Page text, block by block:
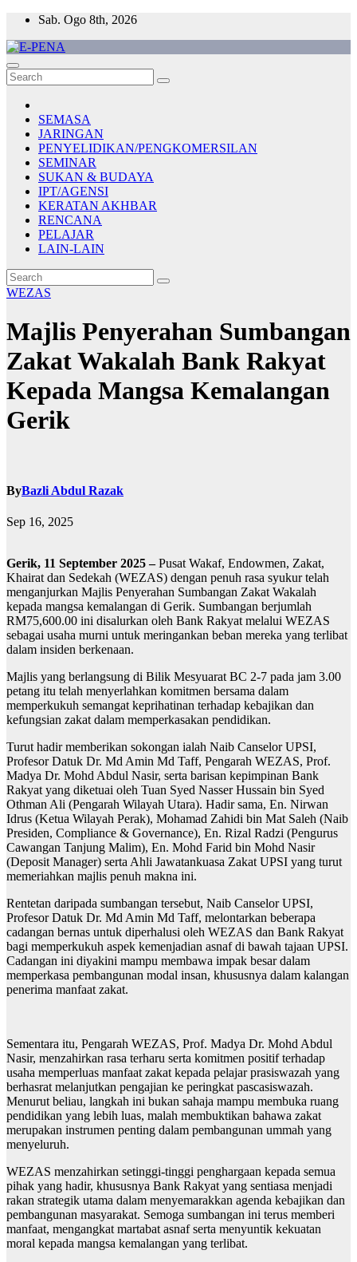
Skip
content
Sab. Ogo 8th, 2026
E-PENA
Berita Digital Terkini
SEMASA
JARINGAN
PENYELIDIKAN/PENGKOMERSILAN
SEMINAR
SUKAN & BUDAYA
IPT/AGENSI
KERATAN AKHBAR
RENCANA
PELAJAR
LAIN-LAIN
WEZAS
Majlis Penyerahan Sumbangan
Zakat Wakalah Bank Rakyat
Kepada Mangsa Kemalangan
Gerik
ByBazli Abdul Razak
Sep 16, 2025
Gerik, 11 September 2025 –Pusat Wakaf, Endowmen, Zakat,
Khairat dan Sedekah (WEZAS) dengan penuh rasa syukur telah
menganjurkan Majlis Penyerahan Sumbangan Zakat Wakalah
kepada mangsa kemalangan di Gerik. Sumbangan berjumlah
RM75,600.00 ini disalurkan oleh Bank Rakyat melalui WEZAS
sebagai usaha murni untuk meringankan beban mereka yang terlibat
dalam insiden berkenaan.
Majlis yang berlangsung di Bilik Mesyuarat BC 2-7 pada jam 3.00
petang itu telah menyerlahkan komitmen bersama dalam
memperkukuh semangat keprihatinan terhadap kebajikan dan
kefungsian zakat dalam memperkasakan pendidikan.
Turut hadir memberikan sokongan ialah Naib Canselor UPSI,
Profesor Datuk Dr. Md Amin Md Taff, Pengarah WEZAS, Prof.
Madya Dr. Mohd Abdul Nasir, serta barisan kepimpinan Bank
Rakyat yang diketuai oleh Tuan Syed Nasser Hussain bin Syed
Othman Ali (Pengarah Wilayah Utara). Hadir sama, En. Nirwan
Idrus (Ketua Wilayah Perak), Mohamad Zahidi bin Mat Saleh (Naib
Presiden, Compliance & Governance), En. Rizal Radzi (Pengurus
Cawangan Tanjung Malim), En. Mohd Farid bin Mohd Nasir
(Deposit Manager) serta Ahli Jawatankuasa Zakat UPSI yang turut
memeriahkan majlis penuh makna ini.
Rentetan daripada sumbangan tersebut, Naib Canselor UPSI,
Profesor Datuk Dr. Md Amin Md Taff, melontarkan beberapa
cadangan bernas untuk diperhalusi oleh WEZAS dan Bank Rakyat
bagi memperkukuh aspek kemenjadian asnaf di bawah tajaan UPSI.
Cadangan ini diyakini mampu membawa impak besar dalam
memperkasa pembangunan modal insan, khususnya dalam kalangan
penerima manfaat zakat.
Sementara itu, Pengarah WEZAS, Prof. Madya Dr. Mohd Abdul
Nasir, menzahirkan rasa terharu serta komitmen positif terhadap
usaha memperluas manfaat zakat kepada pelajar prasiswazah yang
berhasrat melanjutkan pengajian ke peringkat pascasiswazah.
Menurut beliau, langkah ini bukan sahaja mampu membuka ruang
pendidikan yang lebih luas, malah membuktikan bahawa zakat
merupakan instrumen penting dalam pembangunan ummah yang
menyeluruh.
WEZAS menzahirkan setinggi-tinggi penghargaan kepada semua
pihak yang hadir, khususnya Bank Rakyat yang sentiasa menjadi
rakan strategik utama dalam menyemarakkan agenda kebajikan dan
pembangunan masyarakat. Semoga sumbangan ini terus memberi
manfaat, mengangkat martabat asnaf serta menyuntik kekuatan
moral kepada mangsa kemalangan yang terlibat.